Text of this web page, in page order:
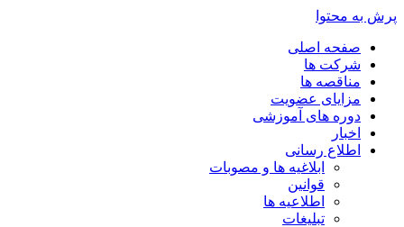
پرش به محتوا
صفحه اصلی
شرکت ها
مناقصه ها
مزایای عضویت
دوره های آموزشی
اخبار
اطلاع رسانی
ابلاغیه ها و مصوبات
قوانین
اطلاعیه ها
تبلیغات